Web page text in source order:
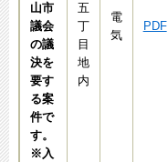
山市
議会
の議
決を
要す
る案
件で
す。
※入
五
丁
目
地
内
電
気
PDF